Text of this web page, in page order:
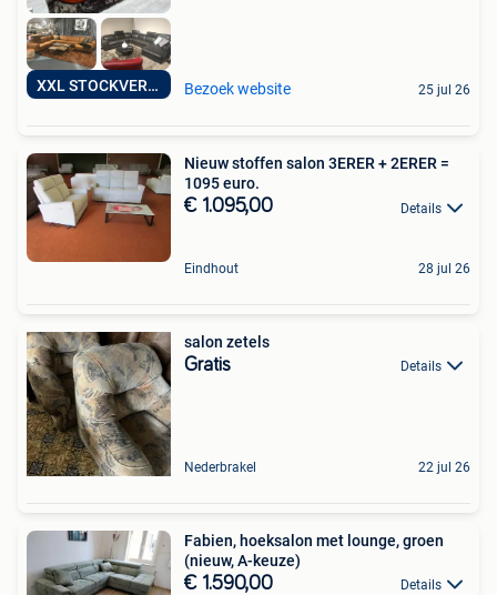
XXL STOCKVERKOOP Bezoek website 25 jul 26
Nieuw stoffen salon 3ERER + 2ERER =
1095 euro.
€ 1.095,00 Details
Eindhout 28 jul 26
salon zetels
Gratis Details
Nederbrakel 22 jul 26
Fabien, hoeksalon met lounge, groen
(nieuw, A-keuze)
€ 1.590,00 Details